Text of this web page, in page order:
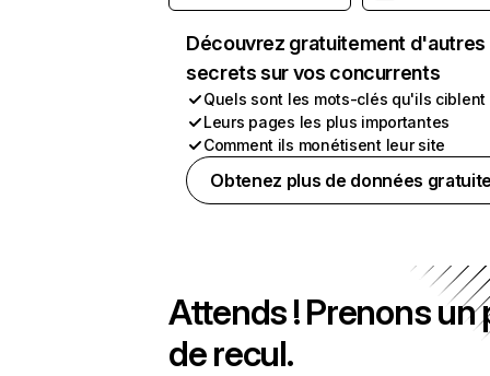
Découvrez gratuitement d'autres
secrets sur vos concurrents
Quels sont les mots-clés qu'ils ciblent
Leurs pages les plus importantes
Comment ils monétisent leur site
Obtenez plus de données
Attends ! Prenons un
de recul.